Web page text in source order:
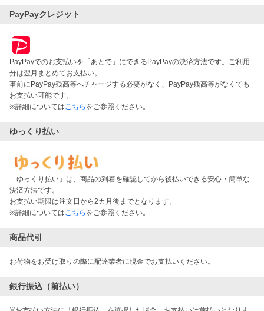
PayPayクレジット
PayPayでのお支払いを「あとで」にできるPayPayの決済方法です。ご利用
分は翌月まとめてお支払い。
事前にPayPay残高等へチャージする必要がなく、PayPay残高等がなくても
お支払い可能です。
※詳細についてはこちら をご参照ください。
ゆっくり払い
「ゆっくり払い」は、商品の到着を確認してから後払いできる安心・簡単な
決済方法です。
お支払い期限は注文日から2カ月後までとなります。
※詳細についてはこちら をご参照ください。
商品代引
お荷物をお受け取りの際に配達業者に現金でお支払いください。
銀行振込（前払い）